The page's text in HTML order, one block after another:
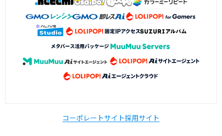
コーポレートサイト採用サイト